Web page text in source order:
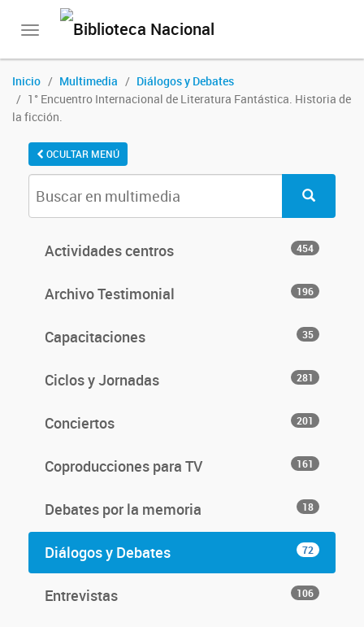
Toggle
Inicio Multimedia
Diálogos y Debates
1° Encuentro Internacional de Literatura Fantástica. Historia de
la ficción.
OCULTAR MENÚ
Actividades centros 454
Archivo Testimonial 196
Capacitaciones 35
Ciclos y Jornadas 281
Conciertos 201
Coproducciones para TV 161
Debates por la memoria 18
Diálogos y Debates 72
Entrevistas 106